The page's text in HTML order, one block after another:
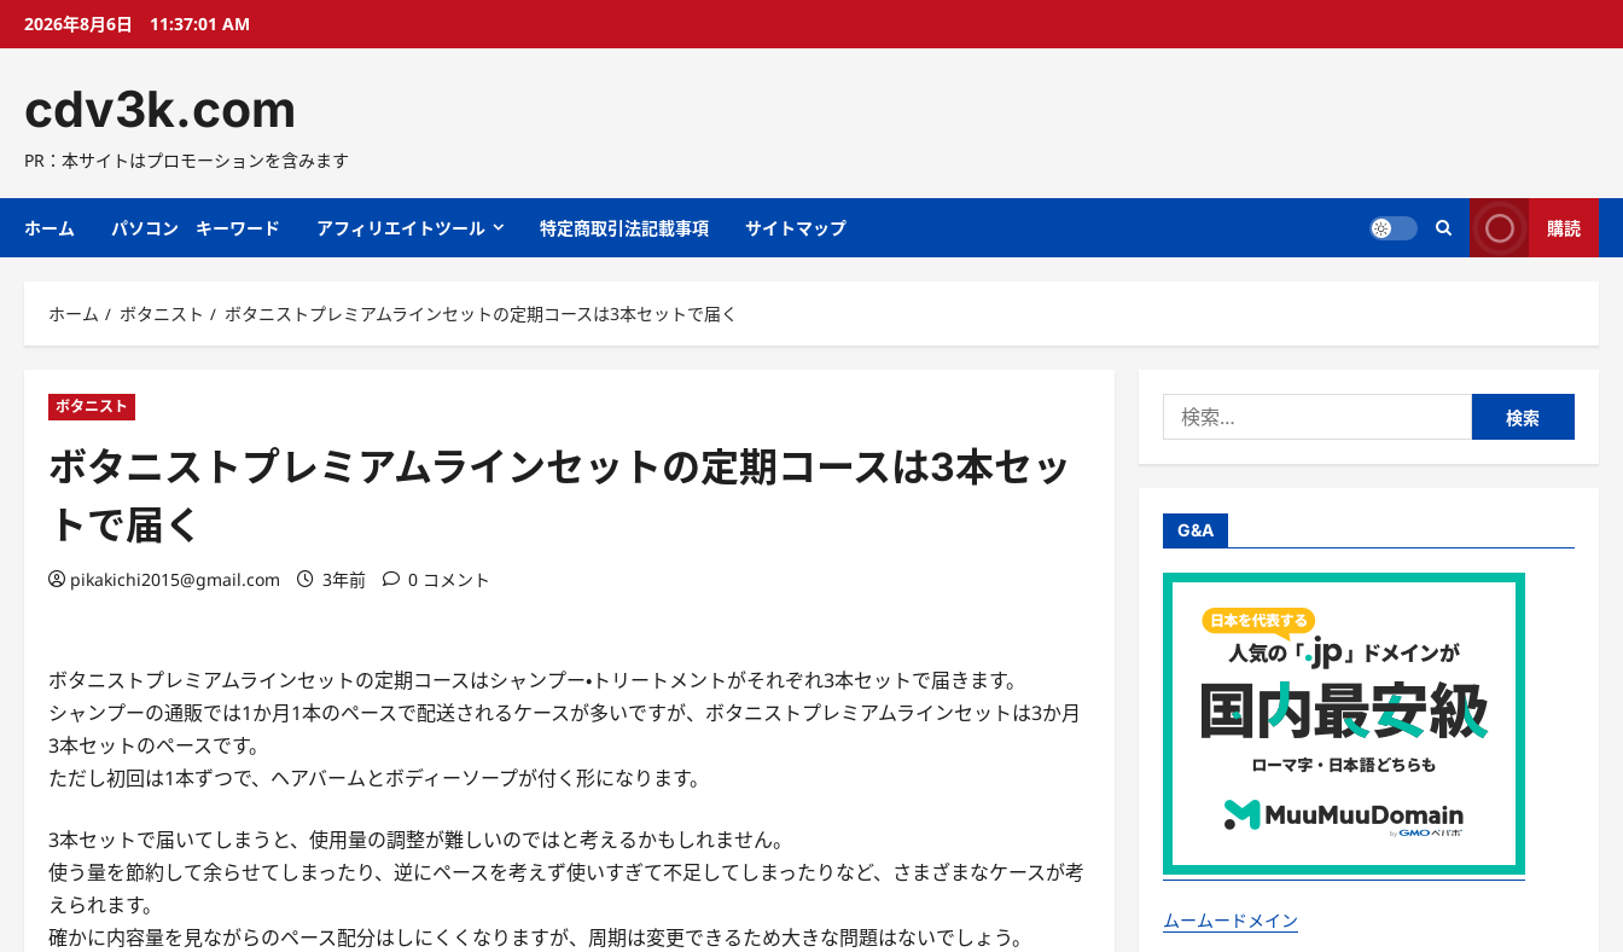
プ
2026年8月6日 11:37:02 AM
cdv3k.com
PR：本サイトはプロモーションを含みます
ホーム パソコン キーワード アフィリエイトツール 特定商取引法記載事項 サイトマップ 購読
ホーム ボタニスト ボタニストプレミアムラインセットの定期コースは3本セットで届く
ボタニスト
ボタニストプレミアムラインセットの定期コースは3本セッ
トで届く
pikakichi2015@gmail.com 3年前 0 コメント
ボタニストプレミアムラインセットの定期コースはシャンプー・トリートメントがそれぞれ3本セットで届きます。
シャンプーの通販では1か月1本のペースで配送されるケースが多いですが、ボタニストプレミアムラインセットは3か月
3本セットのペースです。
ただし初回は1本ずつで、ヘアバームとボディーソープが付く形になります。
3本セットで届いてしまうと、使用量の調整が難しいのではと考えるかもしれません。
使う量を節約して余らせてしまったり、逆にペースを考えず使いすぎて不足してしまったりなど、さまざまなケースが考
えられます。
確かに内容量を見ながらのペース配分はしにくくなりますが、周期は変更できるため大きな問題はないでしょう。
索:
G&A
ムームードメイン